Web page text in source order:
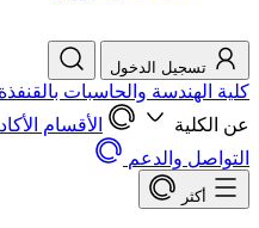
تسجيل الدخول
كلية الهندسة والحاسبات بالقنفذة
عن الكلية
الأقسام
التواصل والدعم
أكثر